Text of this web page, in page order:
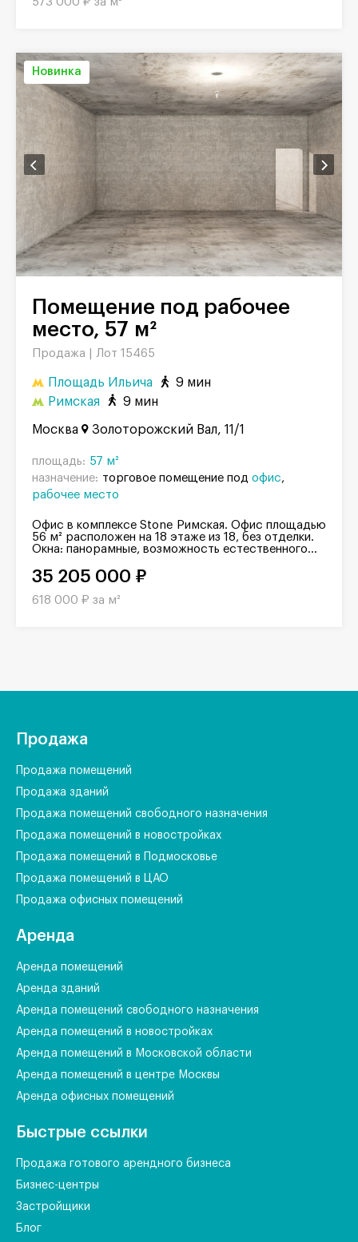
Новинка
Помещение под рабочее
место, 57 м²
Продажа | Лот 15465
Площадь Ильича
9 мин
Римская
9 мин
Москва Золоторожский Вал, 11/1
площадь: 57 м²
назначение: торговое помещение под офис
рабочее место
Офис в комплексе Stone Римская. Офис площадью
56 м² расположен на 18 этаже из 18, без отделки.
Окна: панорамные, возможность естественного...
35 205 000 ₽
618 000 ₽ за м²
Продажа
Продажа помещений
Продажа зданий
Продажа помещений свободного назначения
Продажа помещений в новостройках
Продажа помещений в Подмосковье
Продажа помещений в ЦАО
Продажа офисных помещений
Аренда
Аренда помещений
Аренда зданий
Аренда помещений свободного назначения
Аренда помещений в новостройках
Аренда помещений в Московской области
Аренда помещений в центре Москвы
Аренда офисных помещений
Быстрые ссылки
Продажа готового арендного бизнеса
Бизнес-центры
Застройщики
Блог